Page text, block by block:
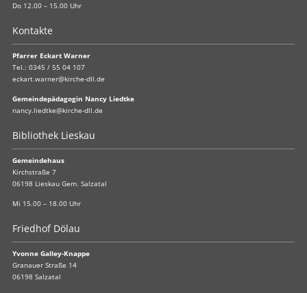
Do 12.00 – 15.00 Uhr
Kontakte
Pfarrer Eckart Warner
Tel.: 0345 / 55 04 107
eckart.warner@kirche-dll.de
Gemeindepädagogin Nancy Liedtke
nancy.liedtke@kirche-dll.de
Bibliothek Lieskau
Gemeindehaus
Kirchstraße 7
06198 Lieskau Gem. Salzatal
Mi 15.00 – 18.00 Uhr
Friedhof Dölau
Yvonne Galley-Knappe
Granauer Straße 14
06198 Salzatal